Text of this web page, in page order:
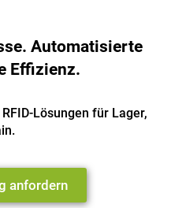
Automatisierte
Effizienz.
Lösungen für Lager,
anfordern